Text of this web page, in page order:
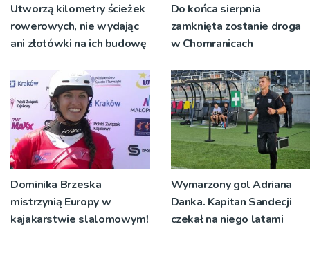
Utworzą kilometry ścieżek
rowerowych, nie wydając
ani złotówki na ich budowę
Do końca sierpnia
zamknięta zostanie droga
w Chomranicach
Dominika Brzeska
mistrzynią Europy w
kajakarstwie slalomowym!
Wymarzony gol Adriana
Danka. Kapitan Sandecji
czekał na niego latami